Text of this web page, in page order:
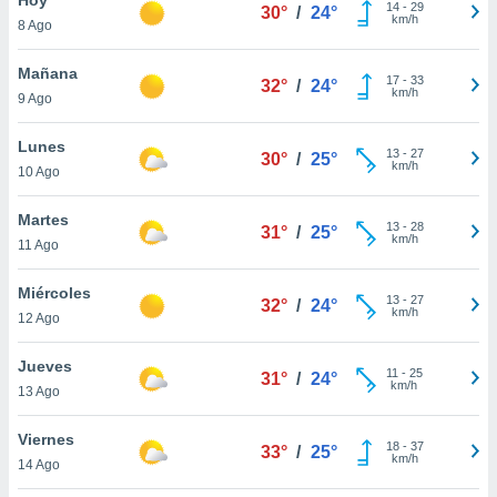
en
más
nuestra
de
cookies
aceptar
8 Ago
30° / 24° 14- 29
km/h
Mañana
9 Ago
32° / 24° 17- 33
km/h
Lunes
10 Ago
30° / 25° 13- 27
km/h
Martes
11 Ago
31° / 25° 13- 28
km/h
Miércoles
12 Ago
32° / 24° 13- 27
km/h
Jueves
13 Ago
31° / 24° 11 - 25
km/h
Viernes
14 Ago
33° / 25° 18- 37
km/h